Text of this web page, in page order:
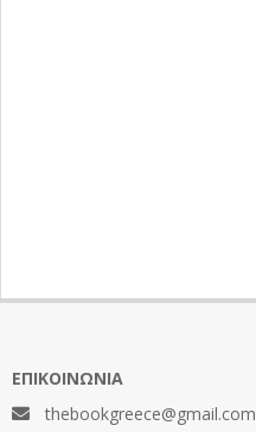
ΕΠΙΚΟΙΝΩΝΊΑ
thebookgreece@gmail.com